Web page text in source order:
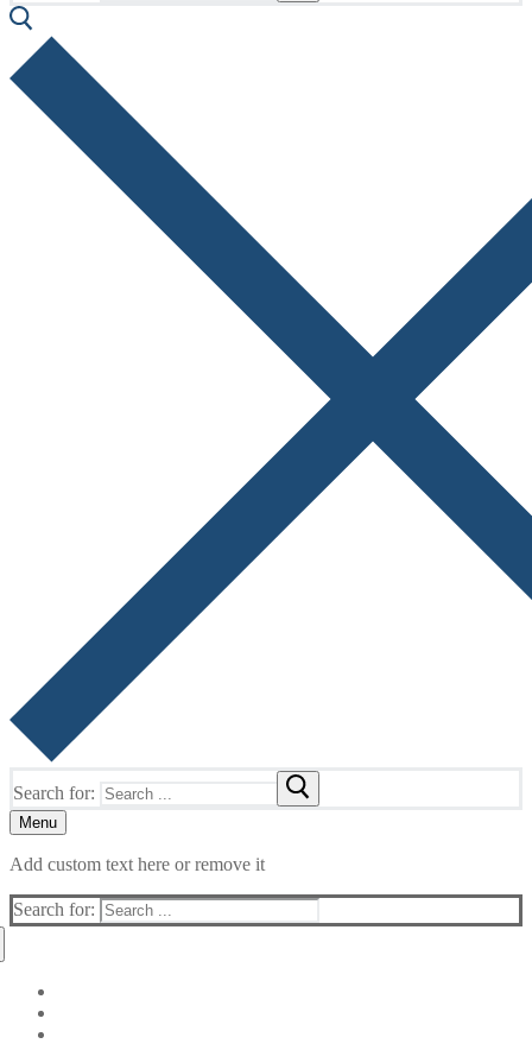
Search for:
Menu
Add custom text here or remove it
Search for: